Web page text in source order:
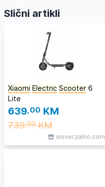
Slični artikli
Xiaomi Electric Scooter 6
Lite
639,00 KM
739,00KM
univerzalno.com